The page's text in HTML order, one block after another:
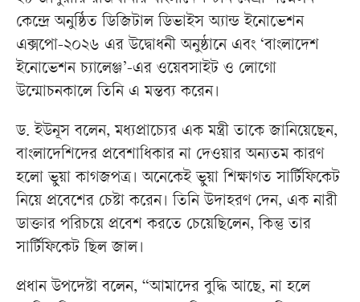
কেন্দ্রে অনুষ্ঠিত ডিজিটাল ডিভাইস অ্যান্ড ইনোভেশন
এক্সপো-২০২৬ এর উদ্বোধনী অনুষ্ঠানে এবং ‘বাংলাদেশ
ইনোভেশন চ্যালেঞ্জ’-এর ওয়েবসাইট ও লোগো
উন্মোচনকালে তিনি এ মন্তব্য করেন।
ড. ইউনূস বলেন, মধ্যপ্রাচ্যের এক মন্ত্রী তাকে জানিয়েছেন,
বাংলাদেশিদের প্রবেশাধিকার না দেওয়ার অন্যতম কারণ
হলো ভুয়া কাগজপত্র। অনেকেই ভুয়া শিক্ষাগত সার্টিফিকেট
নিয়ে প্রবেশের চেষ্টা করেন। তিনি উদাহরণ দেন, এক নারী
ডাক্তার পরিচয়ে প্রবেশ করতে চেয়েছিলেন, কিন্তু তার
সার্টিফিকেট ছিল জাল।
প্রধান উপদেষ্টা বলেন, “আমাদের বুদ্ধি আছে, না হলে